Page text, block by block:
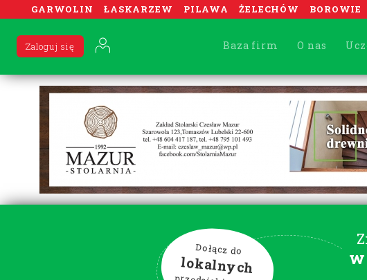
GARWOLIN ŁASKARZEW PILAWA ŻELECHÓW BOROWIE
Baza firm O nas
Zaloguj się
Dołącz do
lokalnych